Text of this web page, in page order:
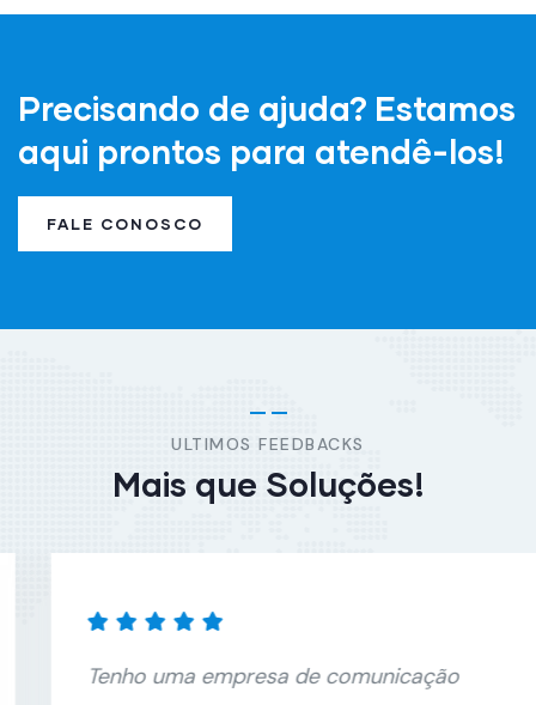
Precisando de ajuda? Estamos
aqui prontos para atendê-los!
FALE CONOSCO
ULTIMOS FEEDBACKS
Mais que Soluções!
Tenho uma empresa de comunicação